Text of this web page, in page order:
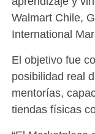
Walmart Chile,
International
El objetivo fue
posibilidad real
mentorías,
tiendas físicas